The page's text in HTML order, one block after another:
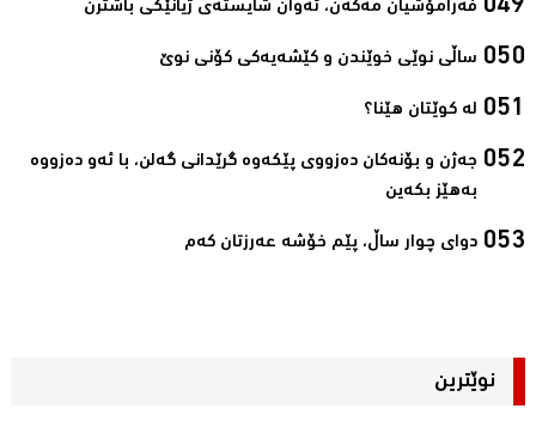
فەرامۆشیان مەکەن، ئەوان شایستەى ژیانێکى باشترن‌
ساڵی نوێی خوێندن و کێشەیەکی کۆنی نوێ‌
لە کوێتان هێنا؟‌
جەژن و بۆنەکان دەزووی پێکەوە گرێدانی گەلن، با ئەو دەزووە
بەهێز بکەین‌
دوای چوار ساڵ، پێم خۆشە عه‌رزتان كه‌م‌
نوێترین